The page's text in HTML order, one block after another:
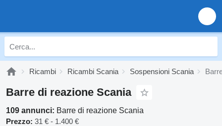
Ricambi Ricambi Scania Sospensioni Scania
Barre di reazione Scania
109 annunci: Barre di reazione Scania
Prezzo: 31 € - 1.400 €